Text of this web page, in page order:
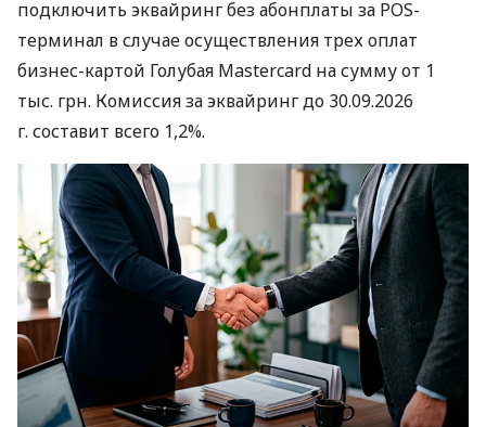
подключить эквайринг без абонплаты за POS-
терминал в случае осуществления трех оплат
бизнес-картой Голубая Mastercard на сумму от 1
тыс. грн. Комиссия за эквайринг до 30.09.2026
г. составит всего 1,2%.